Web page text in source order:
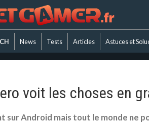
News Tests Articles Astuces et
voit les choses en
sur Android mais tout le monde ne